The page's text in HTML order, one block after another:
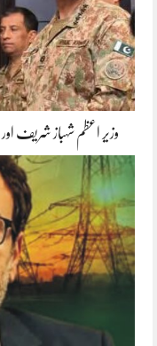
وزیر اعظم شہباز شریف